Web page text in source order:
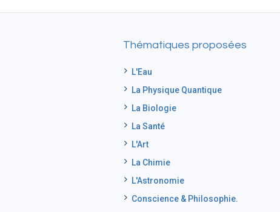
Thématiques proposées
L'Eau
La Physique Quantique
La Biologie
La Santé
L'Art
La Chimie
L'Astronomie
Conscience & Philosophie.